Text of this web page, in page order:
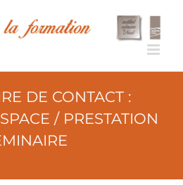
DE CONTACT :
/ PRESTATION